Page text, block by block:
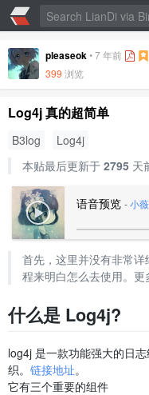
pleaseok•7 年前
399 浏览
Log4j 真的超简单
B3log
Log4j
本贴最后更新于 2795天
语音预览 - 小薇
首先，这里并没有非常
程来明白怎么去使用。更
什么是 Log4j?
log4j 是一款功能强大的日
织。 链接地址。
它有三个重要的组件